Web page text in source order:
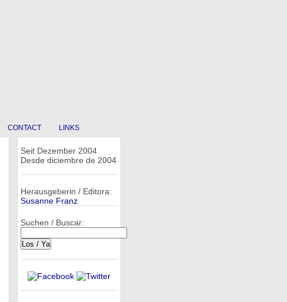
CONTACT LINKS
Seit Dezember 2004
Desde diciembre de 2004
Herausgeberin / Editora:
Susanne Franz
Suchen / Buscar: